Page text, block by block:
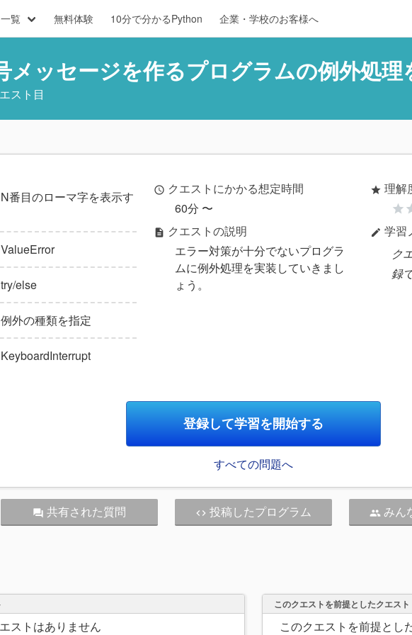
覧 無料体験 10分で分かるPython 企業・学校のお客様へ
メッセージを作るプログラムの例外処理
スト目
番目のローマ字を表示す
else
外の種類を指定
access_time クエストにかかる想定時間
60分 〜
description クエストの説明
エラー対策が十分でないプログラ
ムに例外処理を実装していきまし
ょう。
star 理解
star
edit 学習
ク
録
登録して学習を開始する
すべての問題へ
question_answer 共有された質問 code 投稿したプログラム people みん
ストはありません
このクエストを前提としたクエスト
このクエストを前提とし